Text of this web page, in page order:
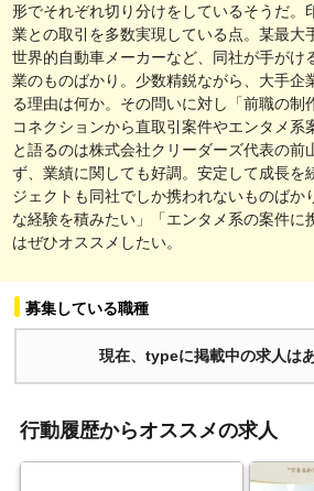
形でそれぞれ切り分けをしているそうだ。
業との取引を多数実現している点。某最大
世界的自動車メーカーなど、同社が手がけ
業のものばかり。少数精鋭ながら、大手企
る理由は何か。その問いに対し「前職の制
コネクションから直取引案件やエンタメ系
と語るのは株式会社クリーダーズ代表の前
ず、業績に関しても好調。安定して成長を
ジェクトも同社でしか携われないものばか
な経験を積みたい」「エンタメ系の案件に
はぜひオススメしたい。
募集している職種
現在、typeに掲載中の求人は
行動履歴からオススメの求人